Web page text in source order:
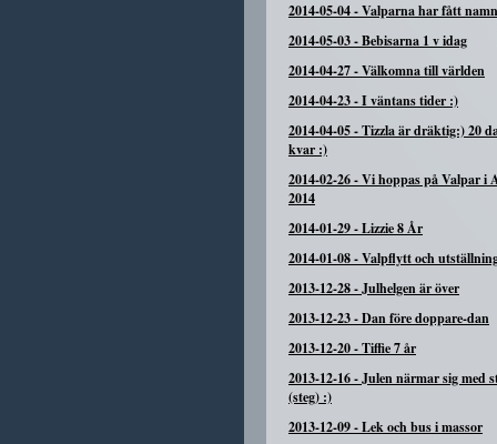
2014-05-04-Valparna har fått
2014-05-03-Bebisarna 1 v idag
2014-04-27-Välkomna till världen
2014-04-23-I väntans tider :)
2014-04-05-Tizzla är dräktig:) 20
kvar :)
2014-02-26-Vi hoppas på Valpar i
2014
2014-01-29-Lizzie 8 År
2014-01-08-Valpflytt och
2013-12-28-Julhelgen är över
2013-12-23-Dan före doppare-dan
2013-12-20-Tiffie 7 år
2013-12-16-Julen närmar sig med
(steg) :)
2013-12-09-Lek och bus i massor